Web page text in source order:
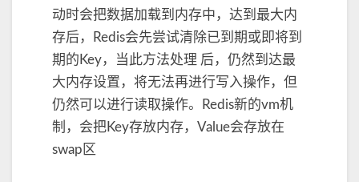
动时会把数据加载到内存中，达到最大内
存后，Redis会先尝试清除已到期或即将到
期的Key，当此方法处理 后，仍然到达最
大内存设置，将无法再进行写入操作，但
仍然可以进行读取操作。Redis新的vm机
制，会把Key存放内存，Value会存放在
swap区